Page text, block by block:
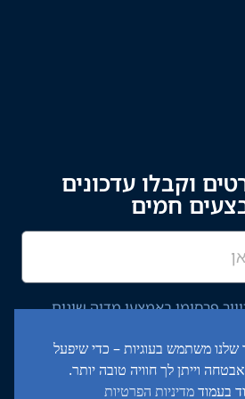
משתמש בעוגיות – כדי שיפעל
וייתן לך חוויה טובה יותר.
בעמודמדיניות הפרטיות
וקבלו עדכונים
חמים
פרסומי באמצעי מדיה שונים
יציב איתן השקעות בע"מ,
באתר.